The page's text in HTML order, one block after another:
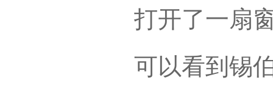
打开了一扇
可以看到锡